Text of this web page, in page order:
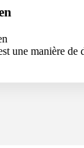
une manière de